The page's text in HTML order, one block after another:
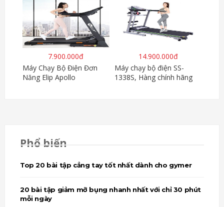
7.900.000đ
Máy Chạy Bộ Điện Đơn
Năng Elip Apollo
14.900.000đ
Máy chạy bộ điện SS-
1338S, Hàng chính hãng
Phổ biến
Top 20 bài tập cẳng tay tốt nhất dành cho gymer
20 bài tập giảm mỡ bụng nhanh nhất với chỉ 30 phút
mỗi ngày